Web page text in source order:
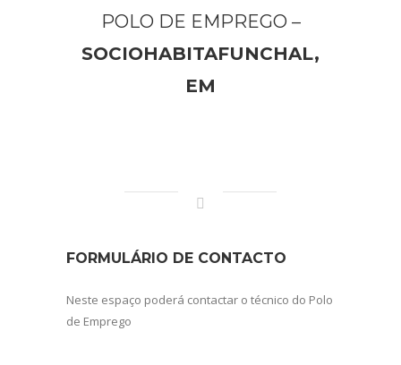
POLO DE EMPREGO –
SOCIOHABITAFUNCHAL,
EM
FORMULÁRIO DE CONTACTO
Neste espaço poderá contactar o técnico do Polo
de Emprego